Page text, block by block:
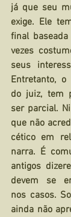
já que seu
exige. Ele
final
vezes
seus
Entretanto, o
do juiz, tem
ser parcial.
que não
cético em
narra. É
antigos
devem se
nos casos.
ainda não